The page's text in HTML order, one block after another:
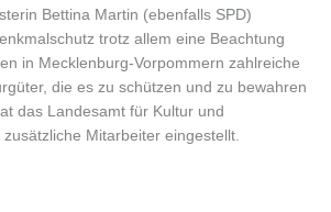
Bettina Martin (ebenfalls SPD)
trotz allem eine Beachtung
in Mecklenburg-Vorpommern zahlreiche
die es zu schützen und zu bewahren
das Landesamt für Kultur und
Mitarbeiter eingestellt.